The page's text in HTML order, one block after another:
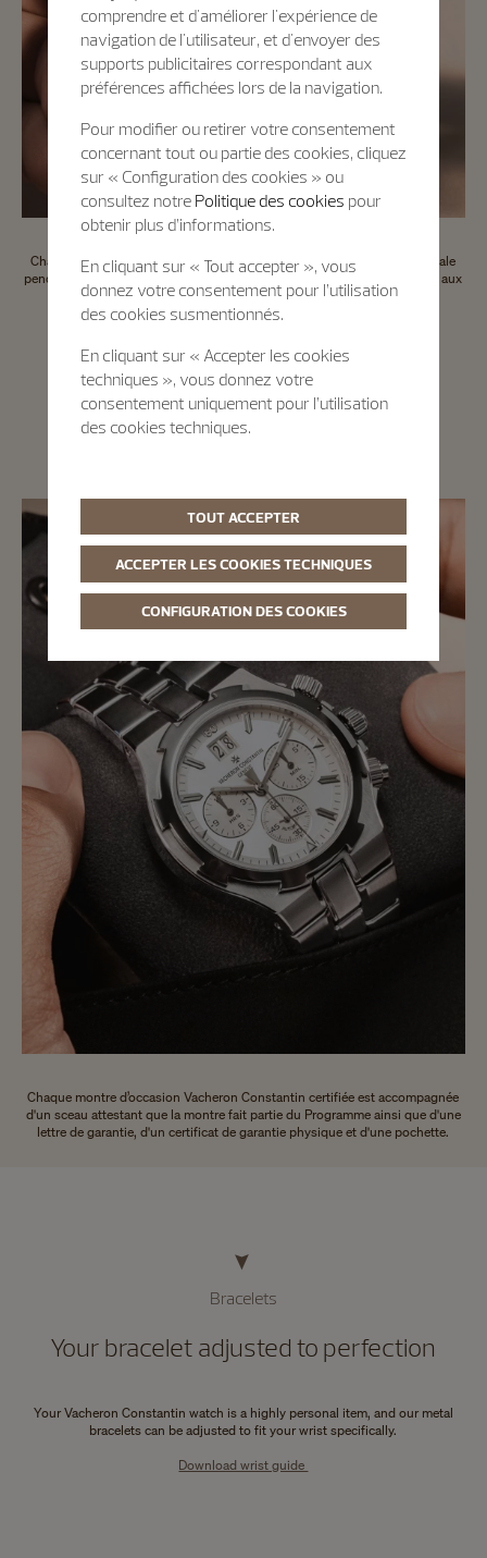
Chaque montre d’occasion certifiée bénéficie d'une garantie internationale
pendant deux ans et d'un passeport numérique qui offre un accès direct aux
informations clés concernant la montre.
Certification de montres d’occasion
Chaque montre d’occasion Vacheron Constantin certifiée est accompagnée
d'un sceau attestant que la montre fait partie du Programme ainsi que d'une
lettre de garantie, d'un certificat de garantie physique et d'une pochette.
Bracelets
Your bracelet adjusted to perfection
Your Vacheron Constantin watch is a highly personal item, and our metal
bracelets can be adjusted to fit your wrist specifically.
Download wrist guide
comprendre et d'améliorer l'expérience de
navigation de l'utilisateur, et d'envoyer des
supports publicitaires correspondant aux
préférences affichées lors de la navigation.
Pour modifier ou retirer votre consentement
concernant tout ou partie des cookies, cliquez
sur « Configuration des cookies » ou
consultez notre Politique des cookies pour
obtenir plus d’informations.
En cliquant sur « Tout accepter », vous
donnez votre consentement pour l’utilisation
des cookies susmentionnés.
En cliquant sur « Accepter les cookies
techniques », vous donnez votre
consentement uniquement pour l’utilisation
des cookies techniques.
TOUT ACCEPTER
ACCEPTER LES COOKIES TECHNIQUES
CONFIGURATION DES COOKIES